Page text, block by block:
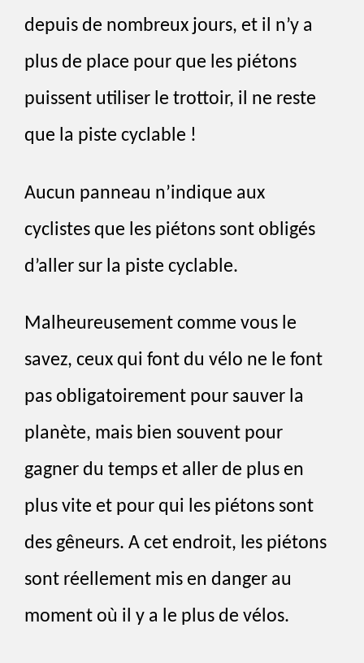
depuis de nombreux jours, et il n’y a
plus de place pour que les piétons
puissent utiliser le trottoir, il ne reste
que la piste cyclable !
Aucun panneau n’indique aux
cyclistes que les piétons sont obligés
d’aller sur la piste cyclable.
Malheureusement comme vous le
savez, ceux qui font du vélo ne le font
pas obligatoirement pour sauver la
planète, mais bien souvent pour
gagner du temps et aller de plus en
plus vite et pour qui les piétons sont
des gêneurs. A cet endroit, les piétons
sont réellement mis en danger au
moment où il y a le plus de vélos.